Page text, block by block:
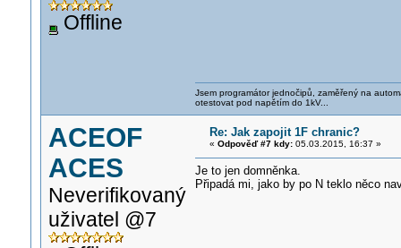
Offline
Jsem programátor jednočipů, zaměřený na
otestovat pod napětím do 1kV...
ACEOF
ACES
Neverifikovaný
uživatel @7
Re: Jak zapojit 1F chranic?
« Odpověď #7 kdy:05.03.2015, 16:37 »
Je to jen domněnka.
Připadá mi, jako by po N teklo něco